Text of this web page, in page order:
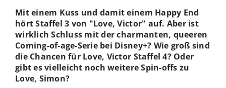
Mit einem Kuss und damit einem Happy End
hört Staffel 3 von "Love, Victor" auf. Aber ist
wirklich Schluss mit der charmanten, queeren
Coming-of-age-Serie bei Disney+? Wie groß sind
die Chancen für Love, Victor Staffel 4? Oder
gibt es vielleicht noch weitere Spin-offs zu
Love, Simon?